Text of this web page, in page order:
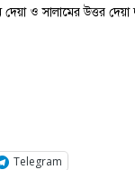
ও সালামের উত্তর দেয়া
Telegram